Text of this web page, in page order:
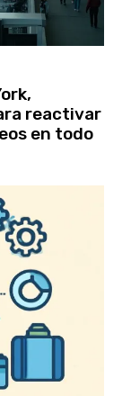
reactivar
en todo